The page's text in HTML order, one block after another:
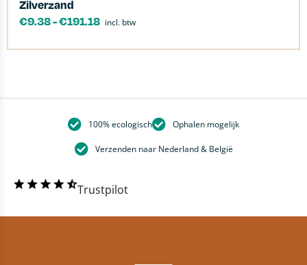
Zilverzand
€9.38-€191.18 incl. btw
100% ecologisch Ophalen mogelijk
Verzenden naar Nederland & België
Trustpilot